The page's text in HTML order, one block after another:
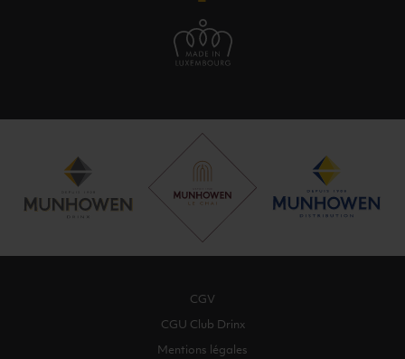
CGV
CGU Club Drinx
Mentions légales